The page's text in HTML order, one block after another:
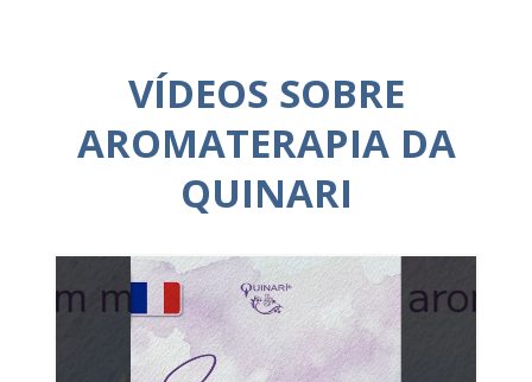
VÍDEOS SOBRE
AROMATERAPIA DA
QUINARI